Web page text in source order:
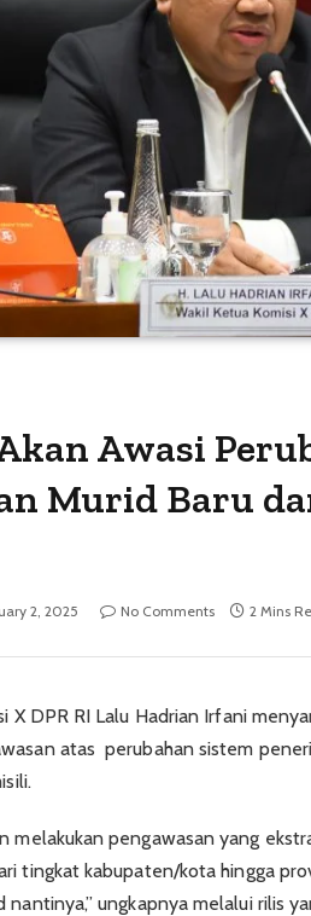
Awasi
Murid Baru
2, 2025 No Comments 2 Mins
X DPR RI Lalu Hadrian Irfani
atas perubahan sistem
melakukan pengawasan yang
tingkat kabupaten/kota hingga
nantinya,” ungkapnya melalui rilis